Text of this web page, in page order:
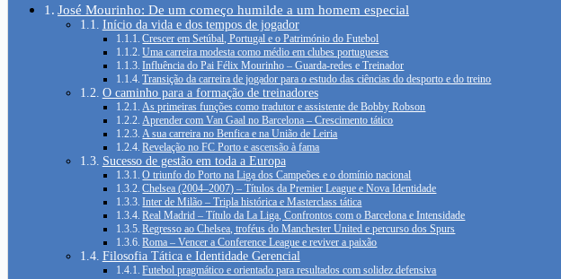
José Mourinho: De um começo humilde a um homem especial
Início da vida e dos tempos de jogador
Crescer em Setúbal, Portugal e o Património do Futebol
Uma carreira modesta como médio em clubes portugueses
Influência do Pai Félix Mourinho – Guarda-redes e Treinador
Transição da carreira de jogador para o estudo das ciências do desporto e do treino
O caminho para a formação de treinadores
As primeiras funções como tradutor e assistente de Bobby Robson
Aprender com Van Gaal no Barcelona – Crescimento tático
A sua carreira no Benfica e na União de Leiria
Revelação no FC Porto e ascensão à fama
Sucesso de gestão em toda a Europa
O triunfo do Porto na Liga dos Campeões e o domínio nacional
Chelsea (2004–2007) – Títulos da Premier League e Nova Identidade
Inter de Milão – Tripla histórica e Masterclass tática
Real Madrid – Título da La Liga, Confrontos com o Barcelona e Intensidade
Regresso ao Chelsea, troféus do Manchester United e percurso dos Spurs
Roma – Vencer a Conference League e reviver a paixão
Filosofia Tática e Identidade Gerencial
Futebol pragmático e orientado para resultados com solidez defensiva